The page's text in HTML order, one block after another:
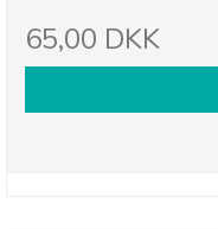
65,00 DKK